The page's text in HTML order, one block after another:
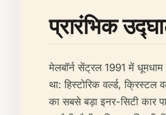
प्रारंभिक
मेलबॉर्न सेंट्रल 1991 में
था: हिस्टोरिक वर्ल्ड, क्रिस्टल
का सबसे बड़ा इनर-सिटी कार